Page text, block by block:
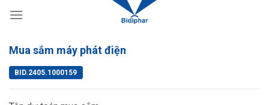
Mua sắm máy phát điện
BID.2405.1000159